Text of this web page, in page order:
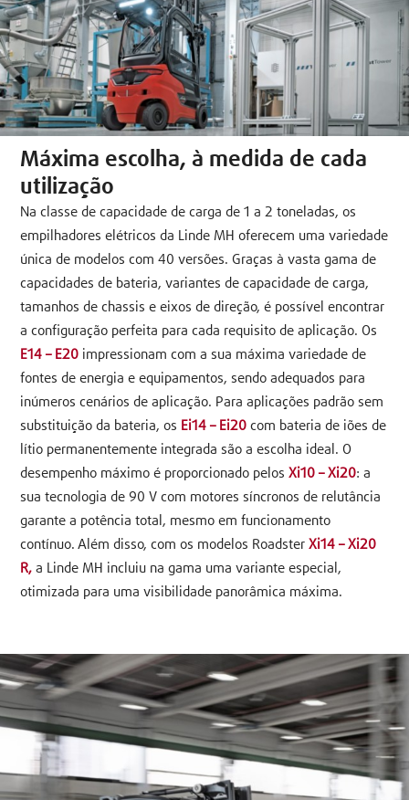
Máxima escolha, à medida de cada
utilização
Na classe de capacidade de carga de 1 a 2 toneladas, os
empilhadores elétricos da Linde MH oferecem uma variedade
única de modelos com 40 versões. Graças à vasta gama de
capacidades de bateria, variantes de capacidade de carga,
tamanhos de chassis e eixos de direção, é possível encontrar
a configuração perfeita para cada requisito de aplicação. Os
E14 – E20 impressionam com a sua máxima variedade de
fontes de energia e equipamentos, sendo adequados para
inúmeros cenários de aplicação. Para aplicações padrão sem
substituição da bateria, os Ei14 – Ei20 com bateria de iões de
lítio permanentemente integrada são a escolha ideal. O
desempenho máximo é proporcionado pelos Xi10 – Xi20: a
sua tecnologia de 90 V com motores síncronos de relutância
garante a potência total, mesmo em funcionamento
contínuo. Além disso, com os modelos Roadster Xi14 – Xi20
R, a Linde MH incluiu na gama uma variante especial,
otimizada para uma visibilidade panorâmica máxima.